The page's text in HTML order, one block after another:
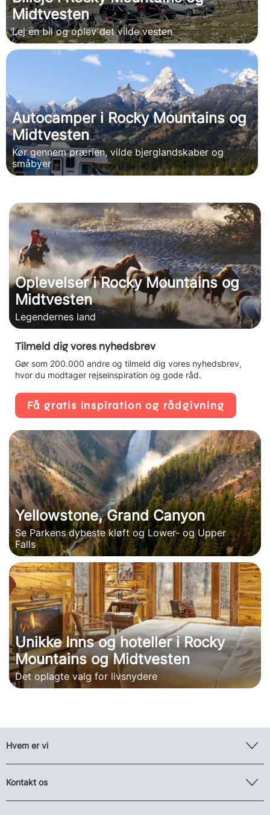
Midtvesten
Lej en bil og oplev det vilde vesten
Autocamper i Rocky Mountains og
Midtvesten
Kør gennem prærien, vilde bjerglandskaber og
småbyer
Oplevelser i Rocky Mountains og
Midtvesten
Legendernes land
Tilmeld dig vores nyhedsbrev
Gør som 200.000 andre og tilmeld dig vores nyhedsbrev,
hvor du modtager rejseinspiration og gode råd.
Få gratis inspiration og rådgivning
Yellowstone, Grand Canyon
Se Parkens dybeste kløft og Lower- og Upper
Falls
Unikke Inns og hoteller i Rocky
Mountains og Midtvesten
Det oplagte valg for livsnydere
Hvem er vi
Kontakt os